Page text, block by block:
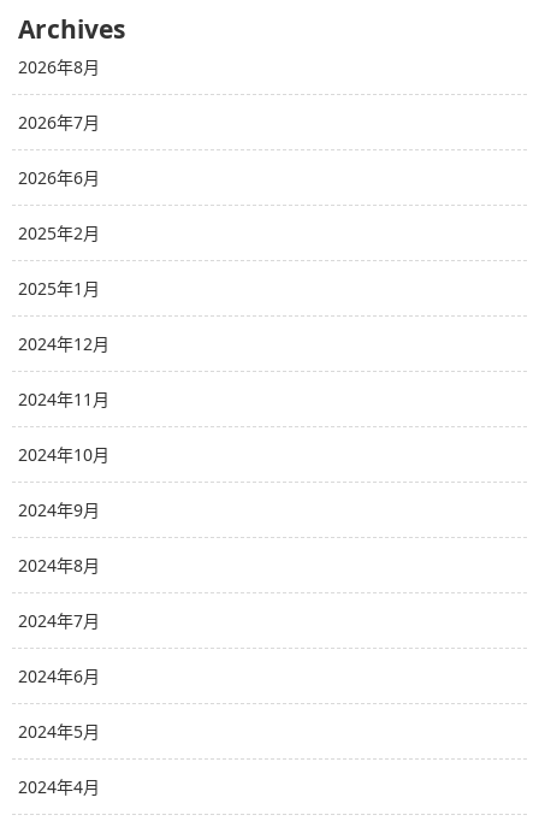
Archives
2026年8月
2026年7月
2026年6月
2025年2月
2025年1月
2024年12月
2024年11月
2024年10月
2024年9月
2024年8月
2024年7月
2024年6月
2024年5月
2024年4月